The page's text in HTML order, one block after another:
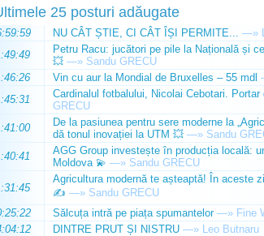
25 posturi adăugate
NU CÂT ȘTIE, CI CÂT ÎȘI PERMITE... —»
Petru Racu: jucători pe pile la Națională și
💥 —» Sandu GRECU
Vin cu aur la Mondial de Bruxelles – 55 mdl
Cardinalul fotbalului, Nicolai Cebotari.
GRECU
De la pasiunea pentru sere moderne la
dă tonul inovației la UTM 💥 —» Sandu
AGG Group investește în producția locală:
Moldova 💫 —» Sandu GRECU
Agricultura modernă te așteaptă! În aceste
✍️ —» Sandu GRECU
Sălcuța intră pe piața spumantelor —» Fine
DINTRE PRUT ȘI NISTRU —» Leo Butnaru